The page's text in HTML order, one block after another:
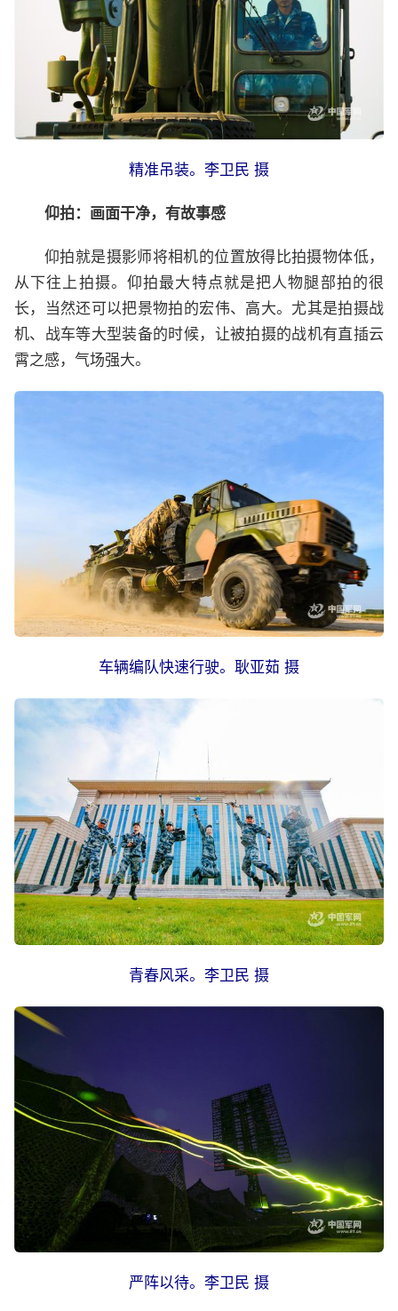
精准吊装。李卫民 摄
仰拍：画面干净，有故事感
仰拍就是摄影师将相机的位置放得比拍摄物体低，
从下往上拍摄。仰拍最大特点就是把人物腿部拍的很
长，当然还可以把景物拍的宏伟、高大。尤其是拍摄战
机、战车等大型装备的时候，让被拍摄的战机有直插云
霄之感，气场强大。
车辆编队快速行驶。耿亚茹 摄
青春风采。李卫民 摄
严阵以待。李卫民 摄